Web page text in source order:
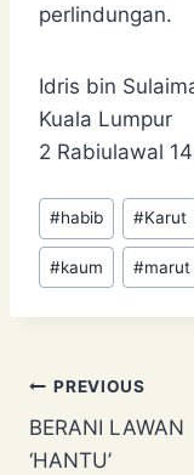
perlindungan.
Idris bin
Kuala Lumpur
2 Rabiulawal
Post
Tags:
#habib #Karut
#kaum #marut
Post
navigation
PREVIOUS
BERANI LAWAN
‘HANTU’